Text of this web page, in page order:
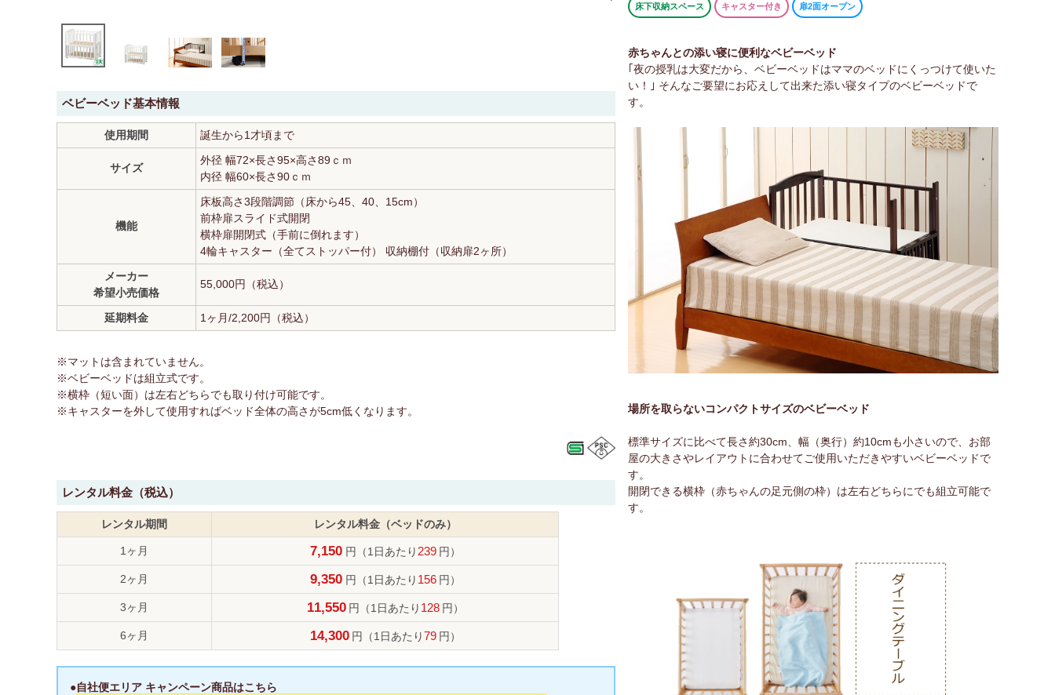
ベビーベッド基本情報
使用期間 誕生から1才頃まで
サイズ
外径 幅72×長さ95×高さ89ｃｍ
内径 幅60×長さ90ｃｍ
機能
床板高さ3段階調節（床から45、40、15cm）
前枠扉スライド式開閉
横枠扉開閉式（手前に倒れます）
4輪キャスター（全てストッパー付） 収納棚付（収納扉2ヶ所）
メーカー
希望小売価格
55,000円（税込）
延期料金 1ヶ月/2,200円（税込）
※マットは含まれていません。
※ベビーベッドは組立式です。
※横枠（短い面）は左右どちらでも取り付け可能です。
※キャスターを外して使用すればベッド全体の高さが5cm低くなります。
レンタル料金（税込）
レンタル期間 レンタル料金（ベッドのみ）
1ヶ月 7,150 円 （1日あたり 239 円）
2ヶ月 9,350 円 （1日あたり 156 円）
3ヶ月 11,550 円 （1日あたり 128 円）
6ヶ月 14,300 円 （1日あたり79 円）
●自社便エリア キャンペーン商品はこちら
床下収納スペース キャスター付き 扉2面オープン
赤ちゃんとの添い寝に便利なベビーベッド
｢夜の授乳は大変だから、ベビーベッドはママのベッドにくっつけて使いた
い！｣ そんなご要望にお応えして出来た添い寝タイプのベビーベッドで
す。
場所を取らないコンパクトサイズのベビーベッド
標準サイズに比べて長さ約30cm、幅（奥行）約10cmも小さいので、お部
屋の大きさやレイアウトに合わせてご使用いただきやすいベビーベッドで
す。
開閉できる横枠（赤ちゃんの足元側の枠）は左右どちらにでも組立可能で
す。